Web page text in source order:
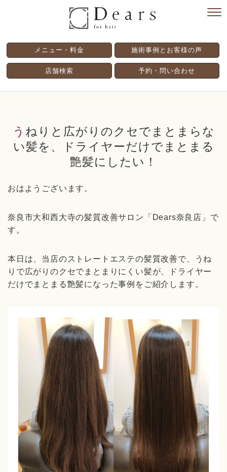
メニュー・料金 施術事例とお客様の声
店舗検索 予約・問い合わせ
うねりと広がりのクセでまとまらな
い髪を、ドライヤーだけでまとまる
艶髪にしたい！
おはようございます。
奈良市大和西大寺の髪質改善サロン「Dears奈良店」で
す。
本日は、当店のストレートエステの髪質改善で、うね
りで広がりのクセでまとまりにくい髪が、ドライヤー
だけでまとまる艶髪になった事例をご紹介します。